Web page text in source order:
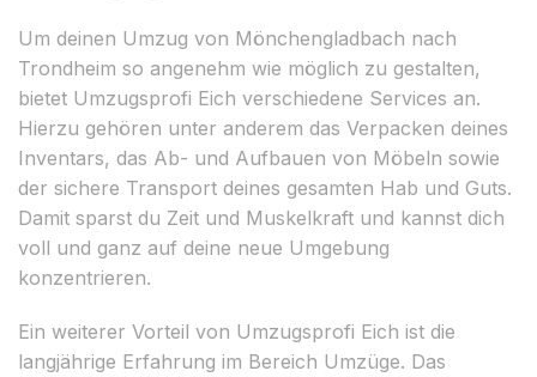
Um deinen Umzug von Mönchengladbach nach
Trondheim so angenehm wie möglich zu gestalten,
bietet Umzugsprofi Eich verschiedene Services an.
Hierzu gehören unter anderem das Verpacken deines
Inventars, das Ab- und Aufbauen von Möbeln sowie
der sichere Transport deines gesamten Hab und Guts.
Damit sparst du Zeit und Muskelkraft und kannst dich
voll und ganz auf deine neue Umgebung
konzentrieren.
Ein weiterer Vorteil von Umzugsprofi Eich ist die
langjährige Erfahrung im Bereich Umzüge. Das